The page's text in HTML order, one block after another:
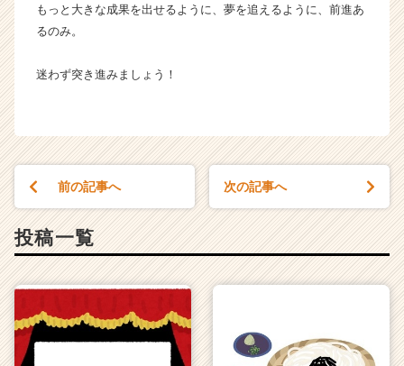
もっと大きな成果を出せるように、夢を追えるように、前進あ
るのみ。
迷わず突き進みましょう！
前の記事へ 次の記事へ
投稿一覧